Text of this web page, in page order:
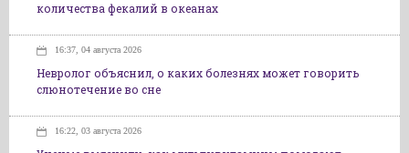
количества фекалий в океанах
16:37, 04 августа 2026
Невролог объяснил, о каких болезнях может говорить
слюнотечение во сне
16:22, 03 августа 2026